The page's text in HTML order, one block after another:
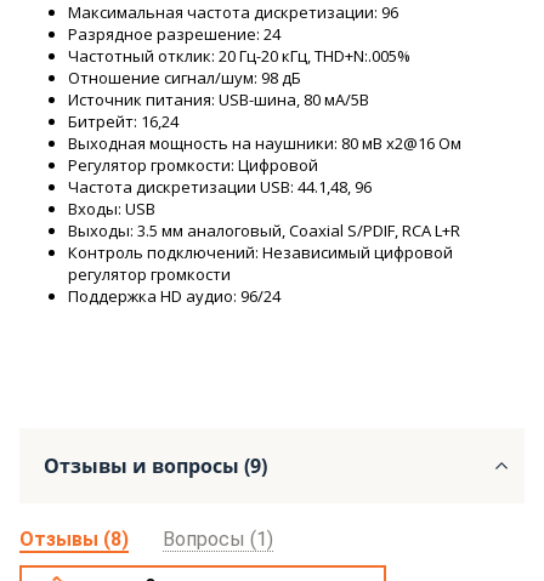
Максимальная частота дискретизации: 96
Разрядное разрешение: 24
Частотный отклик: 20 Гц-20 кГц, THD+N:.005%
Отношение сигнал/шум: 98 дБ
Источник питания: USB-шина, 80 мА/5В
Битрейт: 16,24
Выходная мощность на наушники: 80 мВ x2@16 Ом
Регулятор громкости: Цифровой
Частота дискретизации USB: 44.1,48, 96
Входы: USB
Выходы: 3.5 мм аналоговый, Coaxial S/PDIF, RCA L+R
Контроль подключений: Независимый цифровой
регулятор громкости
Поддержка HD аудио: 96/24
Отзывы и вопросы (9)
Отзывы (8) Вопросы (1)